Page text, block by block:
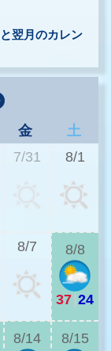
翌月のカレン
金
土
7/31 8/1
8/7 8/8
37|24
8/14 8/15